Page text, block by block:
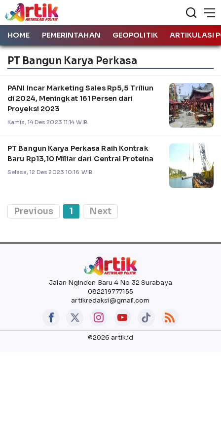
HOME PEMERINTAHAN GEOPOLITIK ARTIKULASI
PT Bangun Karya Perkasa
PANI Incar Marketing Sales Rp5,5 Triliun
di 2024, Meningkat 161 Persen dari
Proyeksi 2023
Kamis, 14 Des 2023 11:14 WIB
PT Bangun Karya Perkasa Raih Kontrak
Baru Rp13,10 Miliar dari Central Proteina
Selasa, 12 Des 2023 10:16 WIB
Previous 1 Next
Jalan Nginden Baru 4 No 32 Surabaya
082219777155
artikredaksi@gmail.com
©2026 artik.id